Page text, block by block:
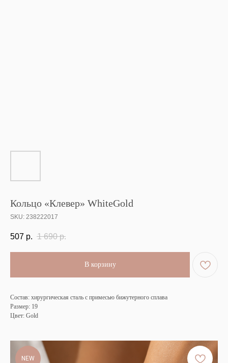
Кольцо «Клевер» WhiteGold
SKU: 238222017
507 р. 1 690 р.
В корзину
Состав: хирургическая сталь с примесью бижутерного сплава
Размер: 19
Цвет: Gold
NEW